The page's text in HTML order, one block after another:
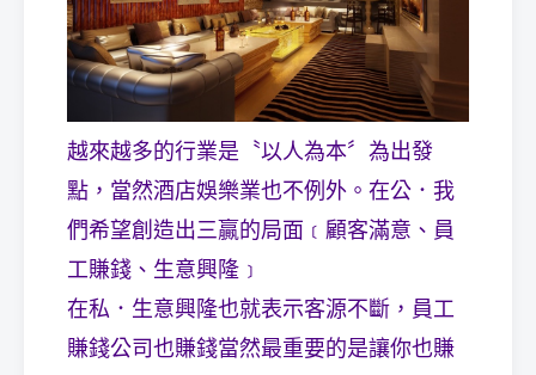
越來越多的行業是〝以人為本〞為出發
點，當然酒店娛樂業也不例外。在公．我
們希望創造出三贏的局面﹝顧客滿意、員
工賺錢、生意興隆﹞
在私．生意興隆也就表示客源不斷，員工
賺錢公司也賺錢當然最重要的是讓你也賺